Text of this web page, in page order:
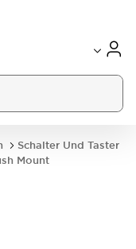
Schalter Und Taster
Mount